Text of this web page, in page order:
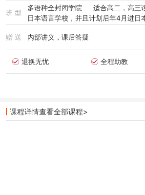
班 型
多语种全封闭学院
适合高二，高三
日本语言学校，并且计划后年4月进日
赠 送 内部讲义，课后答疑
退换无忧 全程助教
课程详情查看全部课程>